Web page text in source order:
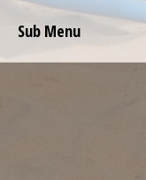
Sub Menu